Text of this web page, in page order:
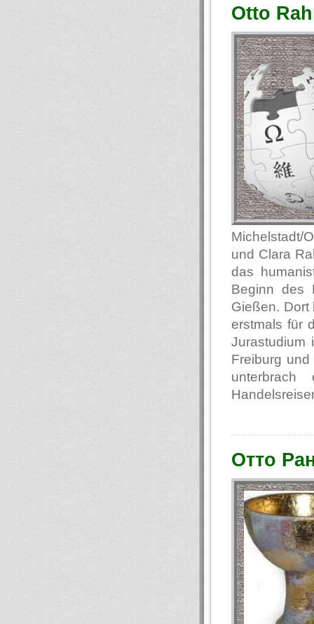
Otto
Michelstadt/
und Clara
das
Beginn des
Gießen. Dort
erstmals für
Jurastudium
Freiburg
Отто